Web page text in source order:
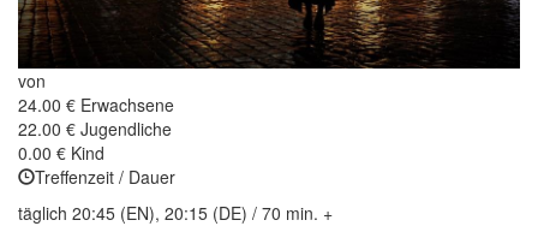
von
24.00 € Erwachsene
22.00 € Jugendliche
0.00 € Kind
Treffenzeit / Dauer
täglich 20:45 (EN), 20:15 (DE) / 70 min. +